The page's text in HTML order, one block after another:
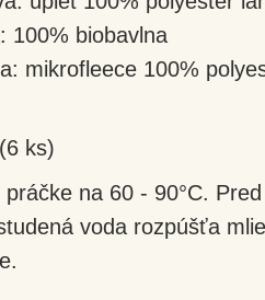
100% biobavlna
mikrofleece 100%
ks)
na 60 - 90°C.
voda rozpúšťa